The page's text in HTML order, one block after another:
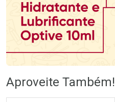
Aproveite Também!